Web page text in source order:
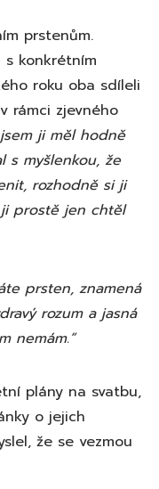
prstenům.
s konkrétním
roku oba sdíleli
rámci zjevného
ji měl hodně
s myšlenkou, že
rozhodně si ji
prostě jen chtěl
prsten, znamená
rozum a jasná
nemám.“
plány na svatbu,
o jejich
že se vezmou